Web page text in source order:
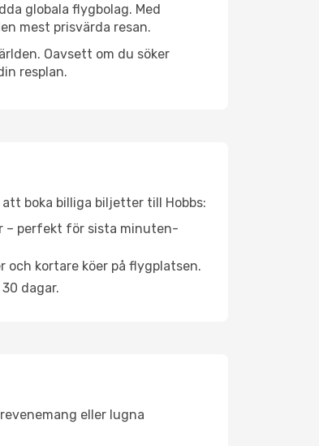
globala flygbolag. Med
mest prisvärda resan.
Oavsett om du söker
resplan.
boka billiga biljetter till Hobbs:
– perfekt för sista minuten-
kortare köer på flygplatsen.
dagar.
eller lugna